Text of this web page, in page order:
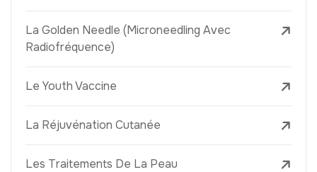
La Golden Needle (Microneedling Avec
Radiofréquence)
Le Youth Vaccine
La Réjuvénation Cutanée
Les Traitements De La Peau